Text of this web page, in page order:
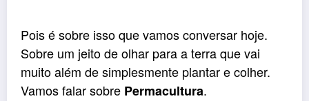
Pois é sobre isso que vamos conversar hoje.
Sobre um jeito de olhar para a terra que vai
muito além de simplesmente plantar e colher.
Vamos falar sobre Permacultura.